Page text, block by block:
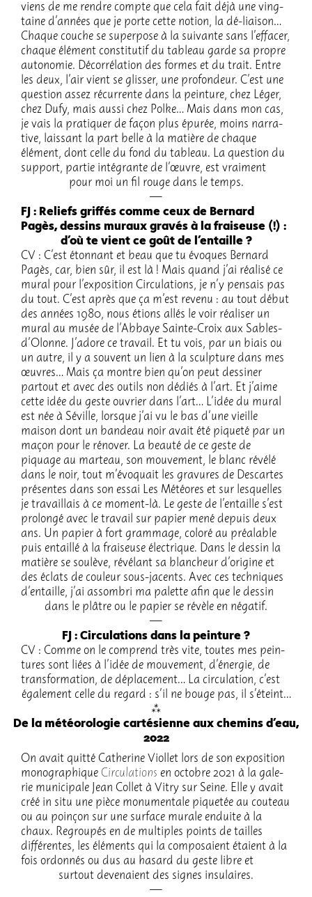
viens de me rendre compte que cela fait déjà une ving­
taine d’an­nées que je porte cette notion, la dé-liai­son…
Chaque couche se super­pose à la suivante sans l’ef­fa­cer,
chaque élément consti­tu­tif du tableau garde sa propre
auto­no­mie. Décor­ré­la­tion des formes et du trait. Entre
les deux, l’air vient se glis­ser, une profon­deur. C’est une
ques­tion assez récur­rente dans la pein­ture, chez Léger,
chez Dufy, mais aussi chez Polke… Mais dans mon cas,
je vais la pratiquer de façon plus épurée, moins narra­
tive, lais­sant la part belle à la matière de chaque
élément, dont celle du fond du tableau. La ques­tion du
support, partie inté­grante de l’œuvre, est vrai­ment
pour moi un fil rouge dans le temps.
FJ : Reliefs grif­fés comme ceux de Bernard
Pagès, dessins muraux gravés à la frai­seuse (!) :
d’où te vient ce goût de l’en­taille ?
CV : C’est éton­nant et beau que tu évoques Bernard
Pagès, car, bien sûr, il est là ! Mais quand j’ai réalisé ce
mural pour l’ex­po­si­tion Circu­la­tions, je n’y pensais pas
du tout. C’est après que ça m’est revenu : au tout début
des années 1980, nous étions allés le voir réali­ser un
mural au musée de l’Ab­baye Sainte-Croix aux Sables-
d’Olonne. J’adore ce travail. Et tu vois, par un biais ou
un autre, il y a souvent un lien à la sculp­ture dans mes
œuvres… Mais ça montre bien qu’on peut dessi­ner
partout et avec des outils non dédiés à l’art. Et j’aime
cette idée du geste ouvrier dans l’art… L’idée du mural
est née à Séville, lorsque j’ai vu le bas d’une vieille
maison dont un bandeau noir avait été piqueté par un
maçon pour le réno­ver. La beauté de ce geste de
piquage au marteau, son mouve­ment, le blanc révélé
dans le noir, tout m’évoquait les gravures de Descartes
présentes dans son essai Les Météores et sur lesquelles
je travaillais à ce moment-là. Le geste de l’en­taille s’est
prolongé avec le travail sur papier mené depuis deux
ans. Un papier à fort gram­mage, coloré au préa­lable
puis entaillé à la frai­seuse élec­trique. Dans le dessin la
matière se soulève, révé­lant sa blan­cheur d’ori­gine et
des éclats de couleur sous-jacents. Avec ces tech­niques
d’en­taille, j’ai assom­bri ma palette afin que le dessin
dans le plâtre ou le papier se révèle en néga­tif.
FJ : Circu­la­tions dans la pein­ture ?
CV : Comme on le comprend très vite, toutes mes pein­
tures sont liées à l’idée de mouve­ment, d’éner­gie, de
trans­for­ma­tion, de dépla­ce­ment… La circu­la­tion, c’est
égale­ment celle du regard : s’il ne bouge pas, il s’éteint…
De la météorologie cartésienne aux chemins d'eau,
2022
On avait quitté Cathe­rine Viol­let lors de son expo­si­tion
mono­gra­phique Circu­la­tions en octobre 2021 à la gale­
rie muni­ci­pale Jean Collet à Vitry sur Seine. Elle y avait
créé in situ une pièce monu­men­tale pique­tée au couteau
ou au poinçon sur une surface murale enduite à la
chaux. Regrou­pés en de multiples points de tailles
diffé­rentes, les éléments qui la compo­saient étaient à la
fois ordon­nés ou dus au hasard du geste libre et
surtout deve­naient des signes insu­laires.